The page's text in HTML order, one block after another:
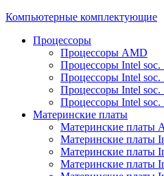
Компьютерные комплектующие
Процессоры
Процессоры AMD
Процессоры Intel soc.
Процессоры Intel soc.
Процессоры Intel soc.
Процессоры Intel soc.
Материнские платы
Материнские платы
Материнские платы
Материнские платы
Материнские платы